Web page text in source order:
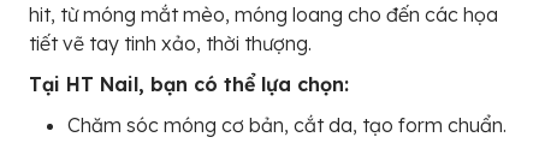
hit, từ móng mắt mèo, móng loang cho đến các họa
tiết vẽ tay tinh xảo, thời thượng.
Tại HT Nail, bạn có thể lựa chọn:
Chăm sóc móng cơ bản, cắt da, tạo form chuẩn.